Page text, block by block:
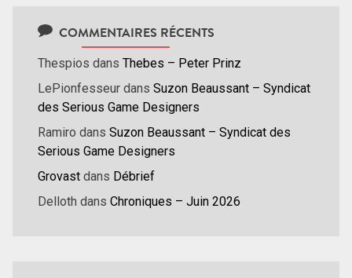
COMMENTAIRES RÉCENTS
Thespios dans Thebes – Peter Prinz
LePionfesseur dans Suzon Beaussant – Syndicat
des Serious Game Designers
Ramiro dans Suzon Beaussant – Syndicat des
Serious Game Designers
Grovast dans Débrief
Delloth dans Chroniques – Juin 2026